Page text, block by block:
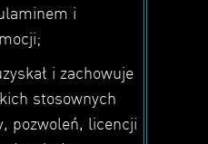
i
i zachowuje
stosownych
pozwoleń, licencji